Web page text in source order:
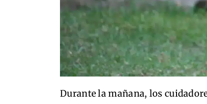
Durante la mañana, los